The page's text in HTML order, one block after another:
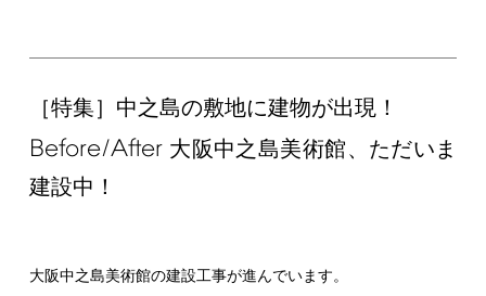
［特集］中之島の敷地に建物が出現！
Before/After大阪中之島美術館、ただいま
建設中！
大阪中之島美術館の建設工事が進んでいます。